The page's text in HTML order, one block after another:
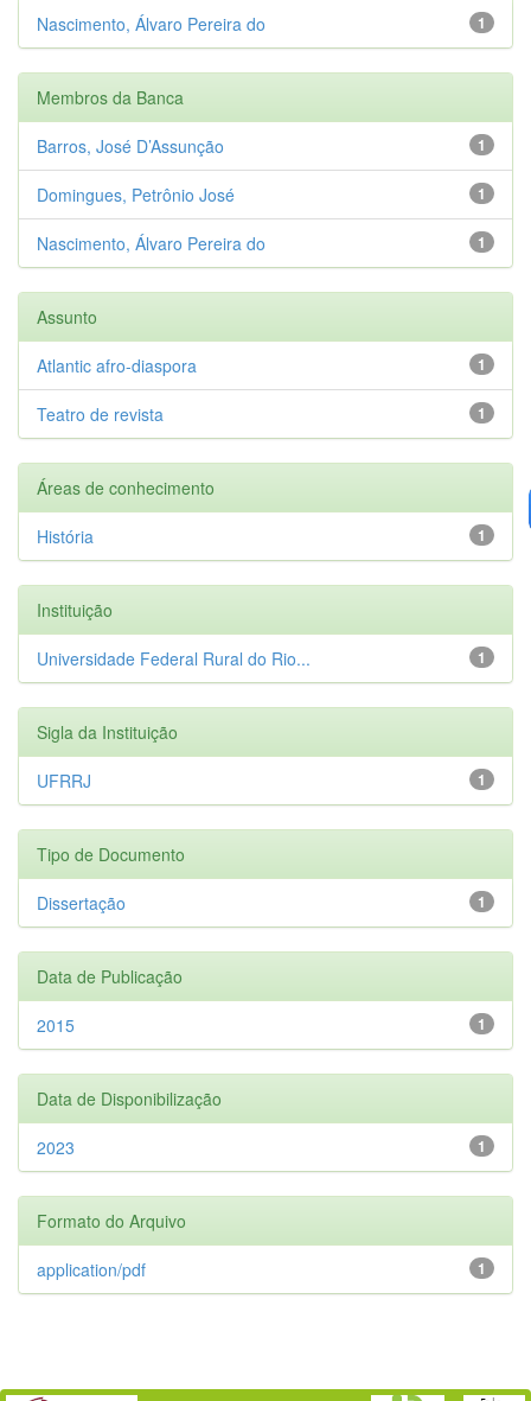
1
Nascimento, Álvaro Pereira do
Membros da Banca
1
Barros, José D’Assunção
1
Domingues, Petrônio José
1
Nascimento, Álvaro Pereira do
Assunto
1
Atlantic afro-diaspora
1
Teatro de revista
Áreas de conhecimento
1
História
Instituição
1
Universidade Federal Rural do Rio...
Sigla da Instituição
1
UFRRJ
Tipo de Documento
1
Dissertação
Data de Publicação
1
2015
Data de Disponibilização
1
2023
Formato do Arquivo
1
application/pdf